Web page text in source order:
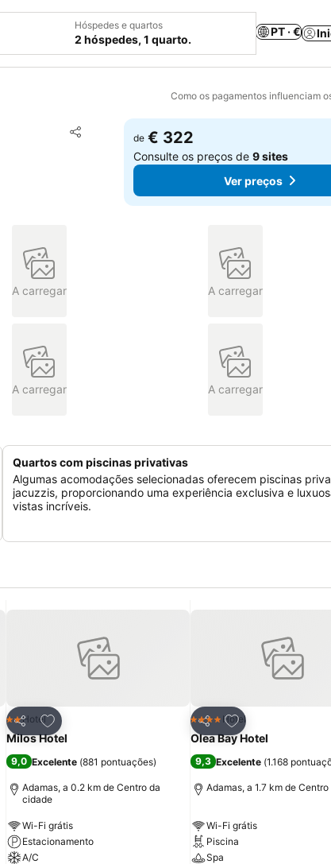
Hóspedes e quartos
2 hóspedes, 1 quarto.
PT · €
Como os pagamentos influenciam
Partilhar
Adicionar aos favoritos
de € 322
Consulte os preços de9 sites
Ver preços
A carregar A carregar
A carregar A carregar
Quartos com piscinas privativas
Algumas acomodações selecionadas oferecem piscinas
jacuzzis, proporcionando uma experiência exclusiva e
vistas incríveis.
Partilhar
Adicionar aos favoritos
2 Estrelas
Hotel
Milos Hotel
9,0 Excelente (881 pontuações)
Adamas, a 0.2 km de Centro da
cidade
Wi-Fi grátis
Estacionamento
A/C
Partilhar
Adicionar aos
4 EstrelasHotel
Olea Bay Hotel
9,3 Excelente (1.168
Adamas, a 1.7 km de
Wi-Fi grátis
Piscina
Spa